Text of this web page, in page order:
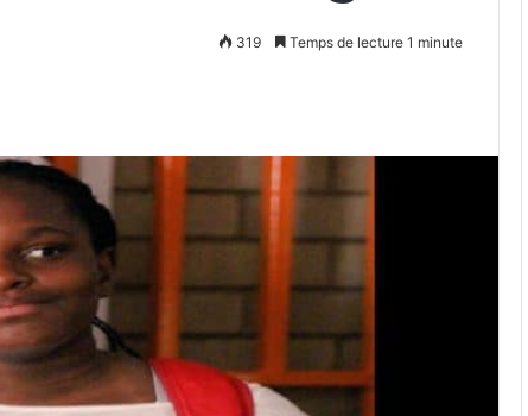
319 Temps de lecture 1 minute